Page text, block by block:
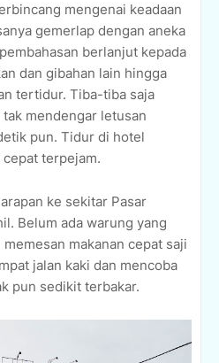
mengenai keadaan
gemerlap dengan aneka
berlanjut kepada
dan gibahan lain hingga
tertidur. Tiba-tiba saja
mendengar letusan
pun. Tidur di hotel
terpejam.
ke sekitar Pasar
Belum ada warung yang
makanan cepat saji
jalan kaki dan mencoba
pun sedikit terbakar.